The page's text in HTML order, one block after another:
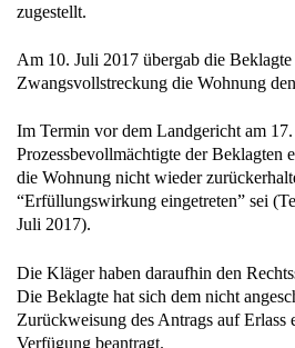
zugestellt.
Am 10. Juli 2017 übergab die
Zwangsvollstreckung die Wohnung
Im Termin vor dem Landgericht am
Prozessbevollmächtigte der Beklagten
die Wohnung nicht wieder
“Erfüllungswirkung eingetreten” sei
Juli 2017).
Die Kläger haben daraufhin den
Die Beklagte hat sich dem nicht
Zurückweisung des Antrags auf Erlass
Verfügung beantragt.